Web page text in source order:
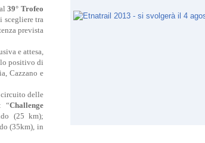
al39° Trofeo
scegliere tra
prevista
e attesa,
positivo di
Cazzano e
delle
“Challenge
(25 km);
(35km), in